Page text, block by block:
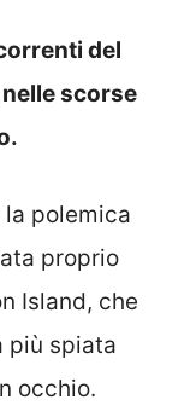
del
scorse
polemica
proprio
Island, che
più spiata
occhio.